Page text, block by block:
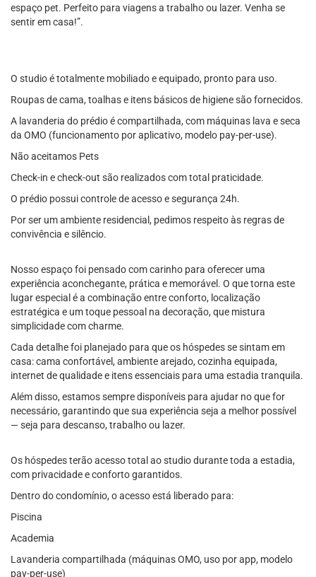
espaço pet. Perfeito para viagens a trabalho ou lazer. Venha se
sentir em casa!”.
O studio é totalmente mobiliado e equipado, pronto para uso.
Roupas de cama, toalhas e itens básicos de higiene são fornecidos.
A lavanderia do prédio é compartilhada, com máquinas lava e seca
da OMO (funcionamento por aplicativo, modelo pay-per-use).
Não aceitamos Pets
Check-in e check-out são realizados com total praticidade.
O prédio possui controle de acesso e segurança 24h.
Por ser um ambiente residencial, pedimos respeito às regras de
convivência e silêncio.
Nosso espaço foi pensado com carinho para oferecer uma
experiência aconchegante, prática e memorável. O que torna este
lugar especial é a combinação entre conforto, localização
estratégica e um toque pessoal na decoração, que mistura
simplicidade com charme.
Cada detalhe foi planejado para que os hóspedes se sintam em
casa: cama confortável, ambiente arejado, cozinha equipada,
internet de qualidade e itens essenciais para uma estadia tranquila.
Além disso, estamos sempre disponíveis para ajudar no que for
necessário, garantindo que sua experiência seja a melhor possível
— seja para descanso, trabalho ou lazer.
Os hóspedes terão acesso total ao studio durante toda a estadia,
com privacidade e conforto garantidos.
Dentro do condomínio, o acesso está liberado para:
Piscina
Academia
Lavanderia compartilhada (máquinas OMO, uso por app, modelo
pay-per-use)